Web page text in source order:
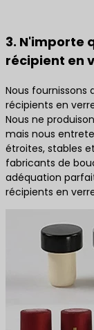
3. N'importe
récipient en
Nous fournissons
récipients en
Nous ne
mais nous
étroites, stables
fabricants de
adéquation
récipients en